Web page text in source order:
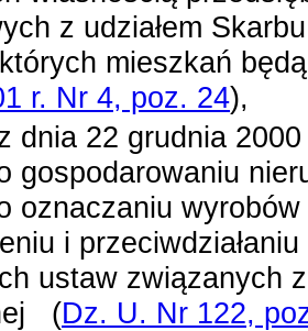
z udziałem
mieszkań
r. Nr 4, poz. 24),
dnia 22 grudnia
gospodarowaniu
oznaczaniu
i
ustaw związanych
(Dz. U. Nr 122,